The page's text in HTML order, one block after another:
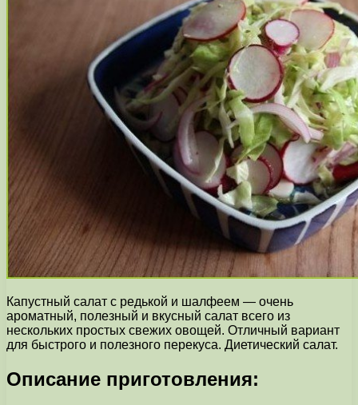
Капустный салат с редькой и шалфеем — очень
ароматный, полезный и вкусный салат всего из
нескольких простых свежих овощей. Отличный вариант
для быстрого и полезного перекуса. Диетический салат.
Описание приготовления: